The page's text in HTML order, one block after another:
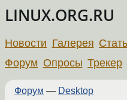
LINUX.ORG.RU
Новости Галерея
Форум Опросы Трекер
Форум — Desktop